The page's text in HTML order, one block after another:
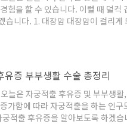
험을 할 수 있습니다. 이럴 때 덜
습니다. 1. 대장암 대장암이 걸리
검붉은 색을 띤다면 대장암의 가
유증 부부생활 수술 총정리
늘은 자궁적출 후유증 및 부부생
가함에 따라 자궁적출을 하는 인
궁적출 후유증을 알아보도록 하겠